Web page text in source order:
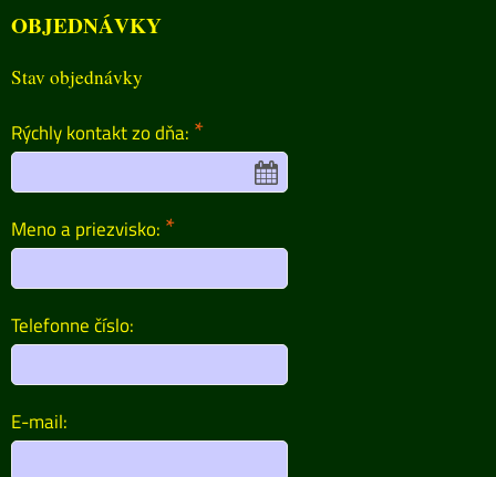
OBJEDNÁVKY
Stav objednávky
Rýchly kontakt zo dňa: *
Meno a priezvisko: *
Telefonne číslo:
E-mail: